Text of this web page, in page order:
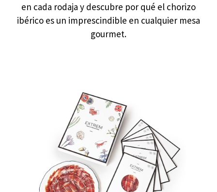
en cada rodaja y descubre por qué el chorizo
ibérico es un imprescindible en cualquier mesa
gourmet.